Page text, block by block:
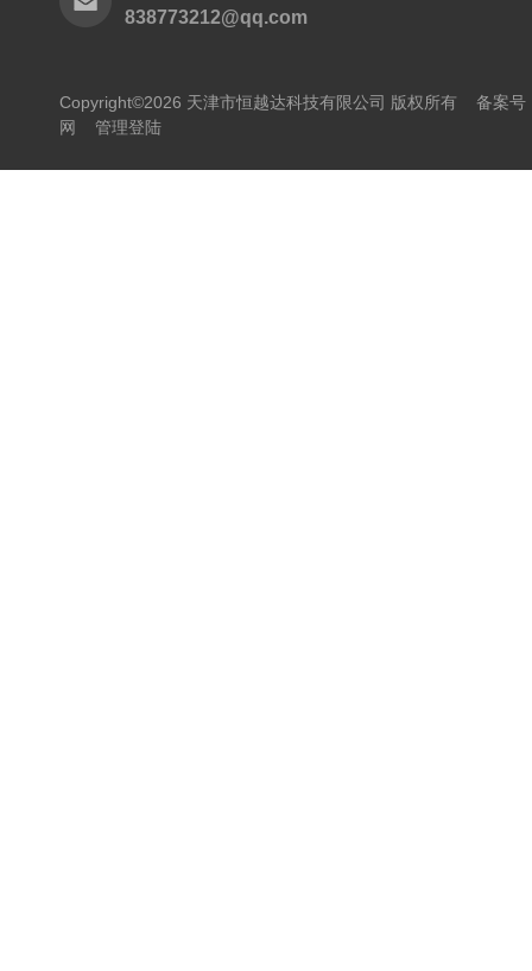
838773212@qq.com
Copyright©2026 天津市恒越达科技有限公司 版权所有 备案号
网
管理登陆